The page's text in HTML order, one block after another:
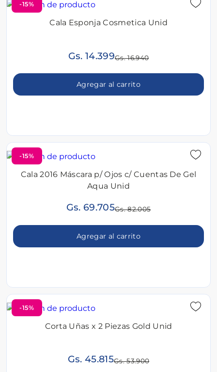
-15%
Cala Esponja Cosmetica Unid
Gs. 14.399Gs. 16.940
Agregar al carrito
-15%
Cala 2016 Máscara p/ Ojos c/ Cuentas De Gel
Aqua Unid
Gs. 69.705Gs. 82.005
Agregar al carrito
-15%
Corta Uñas x 2 Piezas Gold Unid
Gs. 45.815Gs. 53.900